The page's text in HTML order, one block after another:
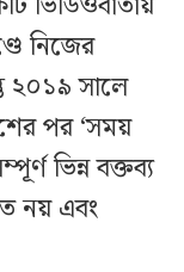
নিজের
২০১৯ সালে
পর ‘সময়
ভিন্ন বক্তব্য
নয় এবং